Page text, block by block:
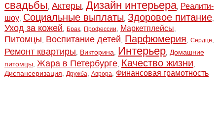
свадьбы, Актеры, Дизайн интерьера, Реалити-
шоу, Социальные выплаты, Здоровое питание,
Уход за кожей, Брак, Профессии, Маркетплейсы,
Питомцы, Воспитание детей, Парфюмерия, Сердце,
Ремонт квартиры, Викторина, Интерьер, Домашние
питомцы, Жара в Петербурге, Качество жизни,
Диспансеризация, Дружба, Аврора, Финансовая грамотность